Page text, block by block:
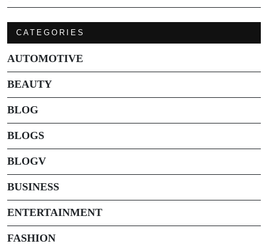
CATEGORIES
AUTOMOTIVE
BEAUTY
BLOG
BLOGS
BLOGV
BUSINESS
ENTERTAINMENT
FASHION